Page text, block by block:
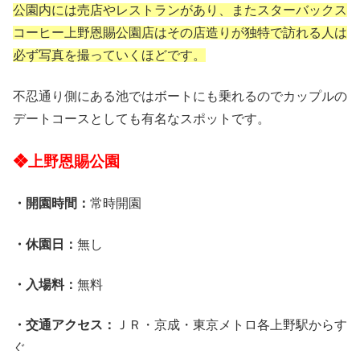
公園内には売店やレストランがあり、またスターバックス
コーヒー上野恩賜公園店はその店造りが独特で訪れる人は
必ず写真を撮っていくほどです。
不忍通り側にある池ではボートにも乗れるのでカップルの
デートコースとしても有名なスポットです。
❖上野恩賜公園
・開園時間： 常時開園
・休園日： 無し
・入場料： 無料
・交通アクセス：
ＪＲ・京成・東京メトロ各上野駅からす
ぐ